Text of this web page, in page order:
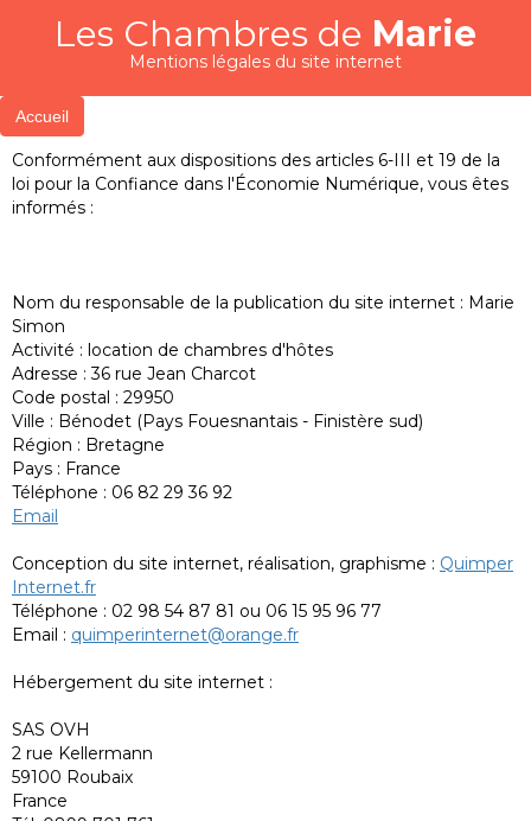
Les Chambres de Marie
Mentions légales du site internet
Accueil
Conformément aux dispositions des articles 6-III et 19 de la
loi pour la Confiance dans l'Économie Numérique, vous êtes
informés :
Nom du responsable de la publication du site internet : Marie
Simon
Activité : location de chambres d'hôtes
Adresse : 36 rue Jean Charcot
Code postal : 29950
Ville : Bénodet (Pays Fouesnantais - Finistère sud)
Région : Bretagne
Pays : France
Téléphone : 06 82 29 36 92
Email
Conception du site internet, réalisation, graphisme : Quimper
Internet.fr
Téléphone : 02 98 54 87 81 ou 06 15 95 96 77
Email : quimperinternet@orange.fr
Hébergement du site internet :
SAS OVH
2 rue Kellermann
59100 Roubaix
France